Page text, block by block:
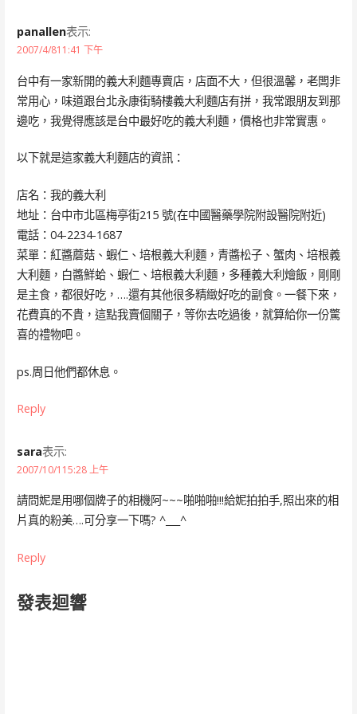
panallen表示:
2007/4/811:41 下午
台中有一家新開的義大利麵專賣店，店面不大，但很溫馨，老闆非
常用心，味道跟台北永康街騎樓義大利麵店有拼，我常跟朋友到那
邊吃，我覺得應該是台中最好吃的義大利麵，價格也非常實惠。
以下就是這家義大利麵店的資訊：
店名：我的義大利
地址：台中市北區梅亭街215 號(在中國醫藥學院附設醫院附近)
電話：04-2234-1687
菜單：紅醬蘑菇、蝦仁、培根義大利麵，青醬松子、蟹肉、培根義
大利麵，白醬鮮蛤、蝦仁、培根義大利麵，多種義大利燴飯，剛剛
是主食，都很好吃，….還有其他很多精緻好吃的副食。一餐下來，
花費真的不貴，這點我賣個關子，等你去吃過後，就算給你一份驚
喜的禮物吧。
ps.周日他們都休息。
Reply
sara表示:
2007/10/115:28 上午
請問妮是用哪個牌子的相機阿~~~啪啪啪!!!給妮拍拍手,照出來的相
片真的粉美….可分享一下嗎? ^___^
Reply
發表迴響